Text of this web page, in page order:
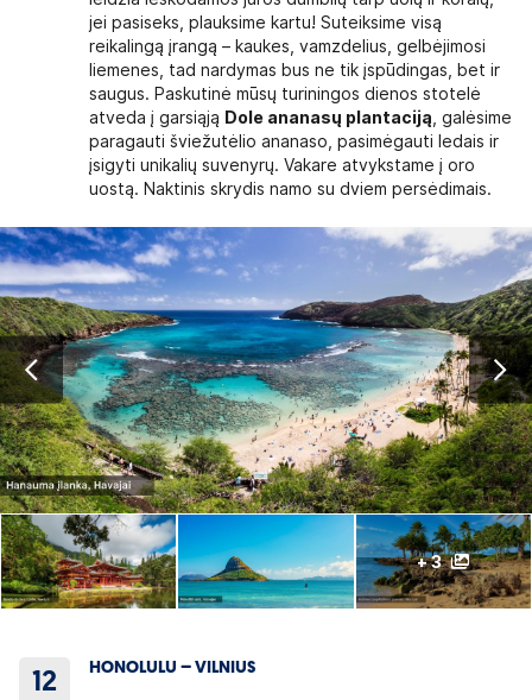
jei pasiseks, plauksime kartu! Suteiksime visą
reikalingą įrangą – kaukes, vamzdelius, gelbėjimosi
liemenes, tad nardymas bus ne tik įspūdingas, bet ir
saugus. Paskutinė mūsų turiningos dienos stotelė
atveda į garsiąją Dole ananasų plantaciją , galėsime
paragauti šviežutėlio ananaso, pasimėgauti ledais ir
įsigyti unikalių suvenyrų. Vakare atvykstame į oro
uostą. Naktinis skrydis namo su dviem persėdimais.
+ 3
12
HONOLULU – VILNIUS